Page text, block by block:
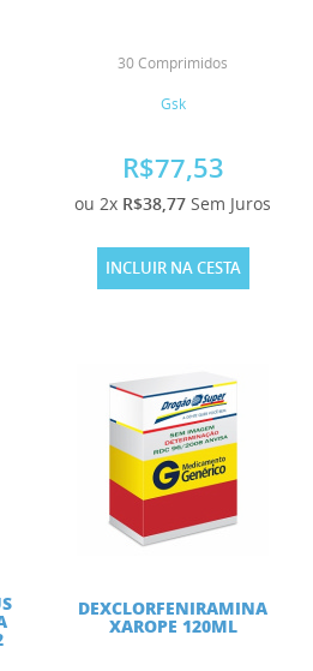
30 Comprimidos
Gsk
R$77,53
ou 2x R$38,77 Sem Juros
INCLUIR NA CESTA
DEXCLORFENIRAMINA
XAROPE 120ML